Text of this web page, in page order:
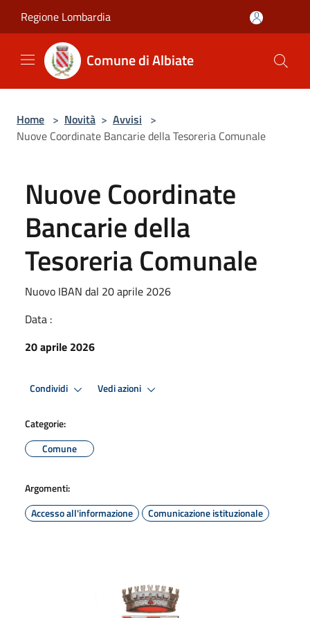
Regione Lombardia
Comune di Albiate
Home > Novità > Avvisi >
Nuove Coordinate Bancarie della Tesoreria Comunale
Nuove Coordinate
Bancarie della
Tesoreria Comunale
Nuovo IBAN dal 20 aprile 2026
Data :
20 aprile 2026
Condividi Vedi azioni
Categorie:
Comune
Argomenti:
Accesso all'informazione
Comunicazione istituzionale